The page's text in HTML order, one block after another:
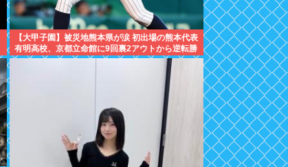
【大甲子園】被災地熊本県が涙 初出場の熊本代表
有明高校、京都立命館に9回裏2アウトから逆転勝
利